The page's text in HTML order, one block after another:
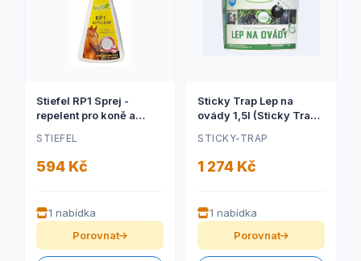
Stiefel RP1 Sprej -
repelent pro koně a
RP1 pro koně a jezdce,
láhev s rozprašovačem
500 ml)
STIEFEL
594 Kč
1 nabídka
Porovnat
Sticky Trap Lep na
ovády 1,5l (Sticky Trap
1,5l)
STICKY-TRAP
1 274 Kč
1 nabídka
Porovnat